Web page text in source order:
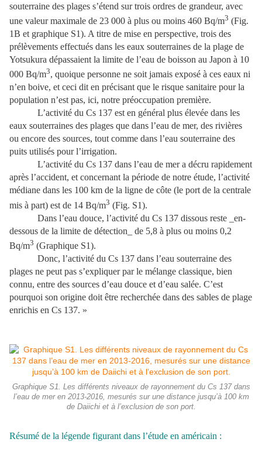
souterraine des plages s’étend sur trois ordres de grandeur, avec
une valeur maximale de 23 000 à plus ou moins 460 Bq/m3 (Fig.
1B et graphique S1). A titre de mise en perspective, trois des
prélèvements effectués dans les eaux souterraines de la plage de
Yotsukura dépassaient la limite de l’eau de boisson au Japon à 10
000 Bq/m3, quoique personne ne soit jamais exposé à ces eaux ni
n’en boive, et ceci dit en précisant que le risque sanitaire pour la
population n’est pas, ici, notre préoccupation première.
L’activité du Cs 137 est en général plus élevée dans les
eaux souterraines des plages que dans l’eau de mer, des rivières
ou encore des sources, tout comme dans l’eau souterraine des
puits utilisés pour l’irrigation.
L’activité du Cs 137 dans l’eau de mer a décru rapidement
après l’accident, et concernant la période de notre étude, l’activité
médiane dans les 100 km de la ligne de côte (le port de la centrale
mis à part) est de 14 Bq/m3 (Fig. S1).
Dans l’eau douce, l’activité du Cs 137 dissous reste _en-
dessous de la limite de détection_ de 5,8 à plus ou moins 0,2
Bq/m3 (Graphique S1).
Donc, l’activité du Cs 137 dans l’eau souterraine des
plages ne peut pas s’expliquer par le mélange classique, bien
connu, entre des sources d’eau douce et d’eau salée. C’est
pourquoi son origine doit être recherchée dans des sables de plage
enrichis en Cs 137. »
Graphique S1. Les différents niveaux de rayonnement du Cs 137 dans
l’eau de mer en 2013-2016, mesurés sur une distance jusqu’à 100 km
de Daiichi et à l’exclusion de son port.
Résumé de la légende figurant dans l’étude en américain :